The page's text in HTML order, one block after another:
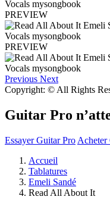
PREVIEW
PREVIEW
Previous Next
Copyright: © All Rights
Guitar Pro
Essayer Guitar Pro Acheter
Accueil
Tablatures
Emeli Sandé
Read All About It